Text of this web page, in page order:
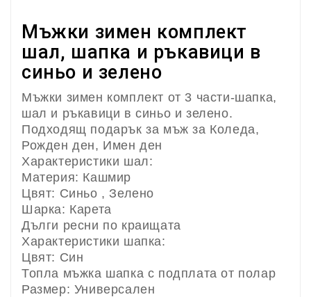
Мъжки зимен комплект
шал, шапка и ръкавици в
синьо и зелено
Мъжки зимен комплект от 3 части-шапка,
шал и ръкавици в синьо и зелено.
Подходящ подарък за мъж за Коледа,
Рожден ден, Имен ден
Характеристики шал:
Материя: Кашмир
Цвят: Синьо , Зелено
Шарка: Карета
Дълги ресни по краищата
Характеристики шапка:
Цвят: Син
Топла мъжка шапка с подплата от полар
Размер: Универсален